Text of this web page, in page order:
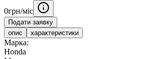
0грн/міс
Подати заявку
опис
характеристики
Марка:
Honda